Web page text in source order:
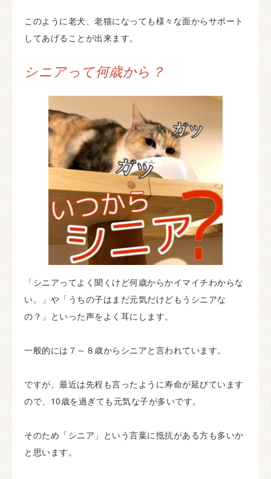
このように老犬、老猫になっても様々な面からサポート
してあげることが出来ます。
シニアって何歳から？
「シニアってよく聞くけど何歳からかイマイチわからな
い。」や「うちの子はまだ元気だけどもうシニアな
の？」といった声をよく耳にします。
一般的には７～８歳からシニアと言われています。
ですが、最近は先程も言ったように寿命が延びています
ので、10歳を過ぎても元気な子が多いです。
そのため「シニア」という言葉に抵抗がある方も多いか
と思います。